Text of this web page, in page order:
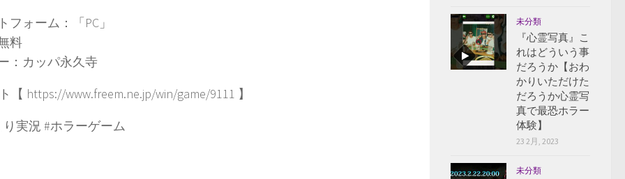
フォーム：「PC」
料
：カッパ永久寺
【 https://www.freem.ne.jp/win/game/9111 】
実況 #ホラーゲーム
未分類
『心霊写真』こ
れはどういう事
だろうか【おわ
かりいただけた
だろうか心霊写
真で最恐ホラー
体験】
23 2月, 2023
未分類